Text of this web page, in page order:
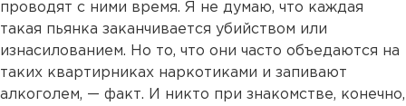
проводят с ними время. Я не думаю, что каждая
такая пьянка заканчивается убийством или
изнасилованием. Но то, что они часто объедаются на
таких квартирниках наркотиками и запивают
алкоголем, — факт. И никто при знакомстве, конечно,